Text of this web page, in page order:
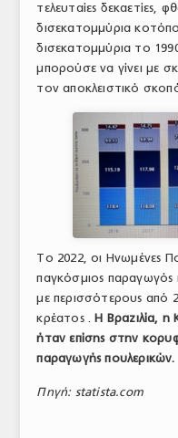
ΕΥΡΩΠΑΪΚΗ ΝΟΜΟΘΕΣΙΑ
ΤΟ ΠΕΡΙΟΔΙΚΟ
ΑΡΧΕΙΟ ΤΕΥΧΩΝ
ΣΥΝΕΔΡΙΟ ΚΡΕΑΤΟΣ
τελευταίες δεκαετίες,
δισεκατομμύρια
δισεκατομμύρια το
μπορούσε να γίνει με
τον αποκλειστικό
Το 2022, οι Ηνωμένες
παγκόσμιος
με περισσότερους από
κρέατος . Η Βραζιλία,
ήταν επίσης στην
παραγωγής πουλερικών.
Πηγή: statista.com